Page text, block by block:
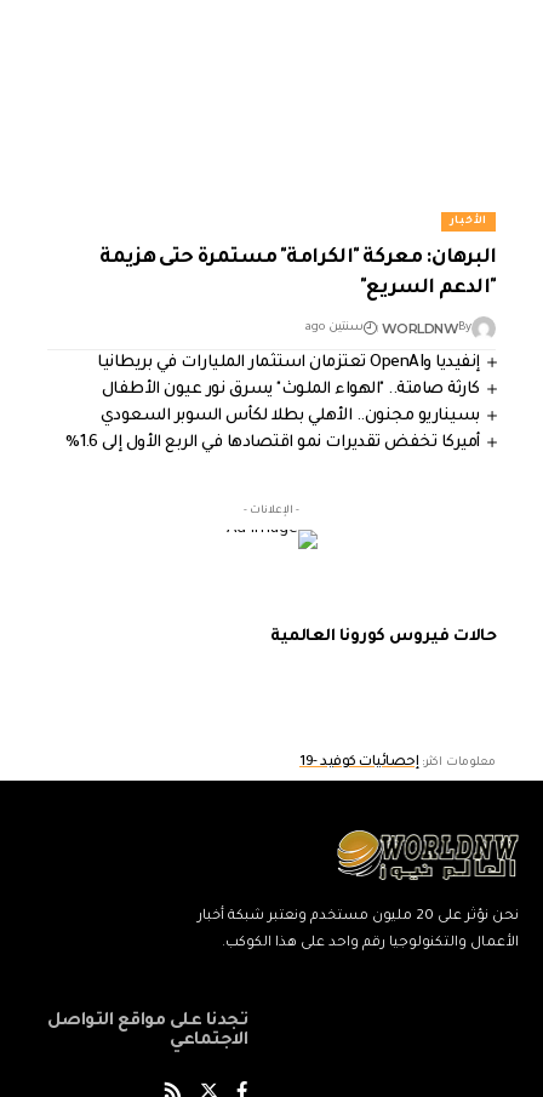
الأخبار
البرهان: معركة "الكرامة" مستمرة حتى هزيمة
"الدعم السريع"
By
WORLDNW سنتين ago
إنفيديا وOpenAI تعتزمان استثمار المليارات في بريطانيا
كارثة صامتة.. "الهواء الملوث" يسرق نور عيون الأطفال
بسيناريو مجنون.. الأهلي بطلا لكأس السوبر السعودي
أميركا تخفض تقديرات نمو اقتصادها في الربع الأول إلى 1.6%
- الإعلانات -
حالات فيروس كورونا العالمية
معلومات اكثر: إحصائيات كوفيد -19
نحن نؤثر على 20 مليون مستخدم ونعتبر شبكة أخبار
الأعمال والتكنولوجيا رقم واحد على هذا الكوكب.
تجدنا على مواقع التواصل
الاجتماعي